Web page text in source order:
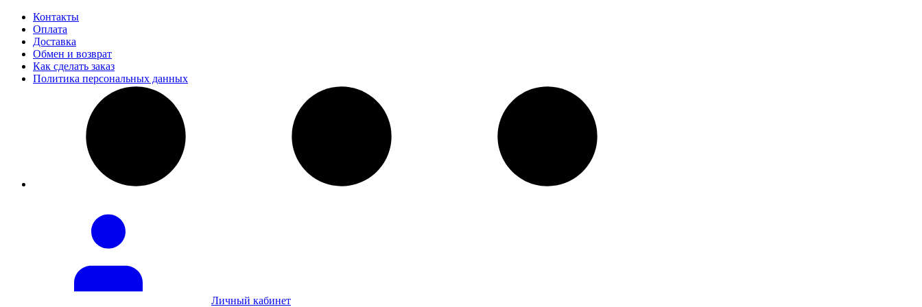
Контакты
Оплата
Доставка
Обмен и возврат
Как сделать заказ
Политика персональных данных
Личный кабинет